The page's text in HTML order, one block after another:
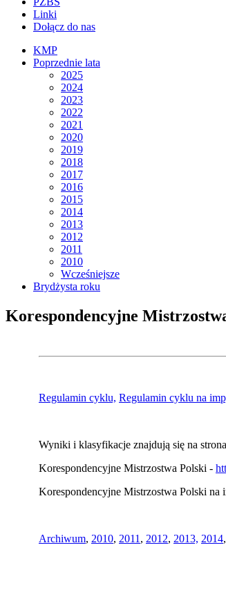
Linki
Dołącz do nas
KMP
Poprzednie lata
2025
2024
2023
2022
2021
2020
2019
2018
2017
2016
2015
2014
2013
2012
2011
2010
Wcześniejsze
Brydżysta roku
Korespondencyjne
Regulamin cyklu, Regulamin cyklu na
Wyniki i klasyfikacje znajdują się na
Korespondencyjne Mistrzostwa Polski -
Korespondencyjne Mistrzostwa Polski na
Archiwum, 2010, 2011 , 2012, 2013, 2014,